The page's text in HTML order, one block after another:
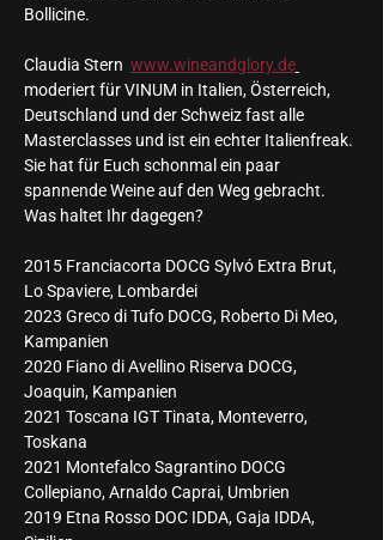
Bollicine.
Claudia Stern www.wineandglory.de
moderiert für VINUM in Italien, Österreich,
Deutschland und der Schweiz fast alle
Masterclasses und ist ein echter Italienfreak.
Sie hat für Euch schonmal ein paar
spannende Weine auf den Weg gebracht.
Was haltet Ihr dagegen?
2015 Franciacorta DOCG Sylvó Extra Brut,
Lo Spaviere, Lombardei
2023 Greco di Tufo DOCG, Roberto Di Meo,
Kampanien
2020 Fiano di Avellino Riserva DOCG,
Joaquin, Kampanien
2021 Toscana IGT Tinata, Monteverro,
Toskana
2021 Montefalco Sagrantino DOCG
Collepiano, Arnaldo Caprai, Umbrien
2019 Etna Rosso DOC IDDA, Gaja IDDA,